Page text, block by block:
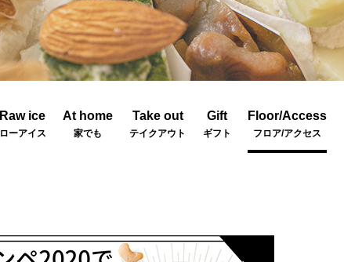
Raw ice
ローアイス
At home
家でも
Take out
テイクアウト
Gift
ギフト
Floor/Access
フロア/アクセス